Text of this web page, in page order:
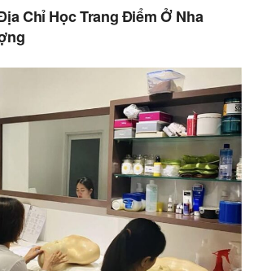
Chỉ Học Trang Điểm Ở Nha